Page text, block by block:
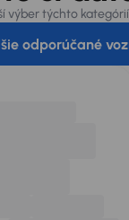
výber týchto
odporúčané